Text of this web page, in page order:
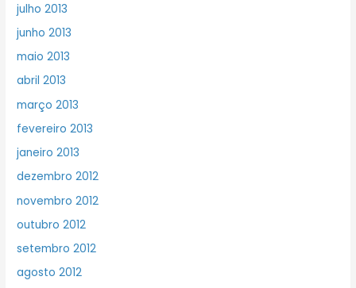
julho 2013
junho 2013
maio 2013
abril 2013
março 2013
fevereiro 2013
janeiro 2013
dezembro 2012
novembro 2012
outubro 2012
setembro 2012
agosto 2012